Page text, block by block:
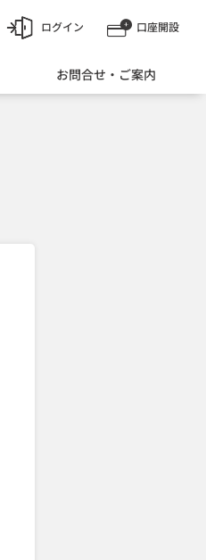
口座開設
ログイン
お問合せ・ご案内